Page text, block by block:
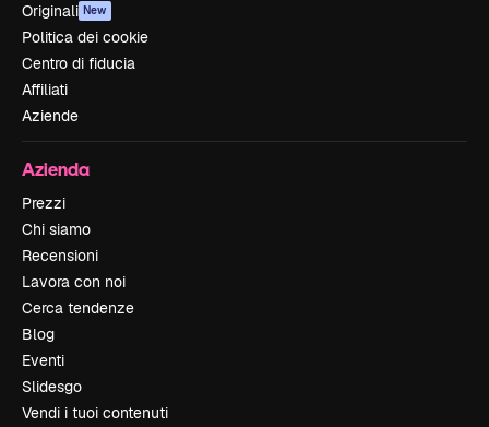
Originali New
Politica dei cookie
Centro di fiducia
Affiliati
Aziende
Azienda
Prezzi
Chi siamo
Recensioni
Lavora con noi
Cerca tendenze
Blog
Eventi
Slidesgo
Vendi i tuoi contenuti